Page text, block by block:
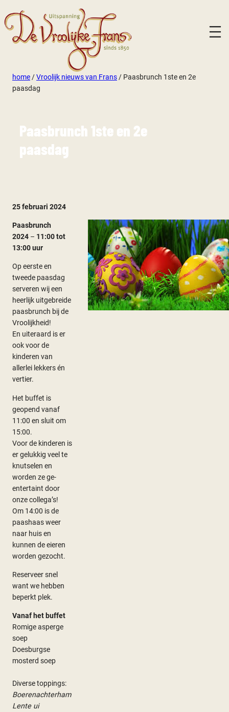
home/Vroolijk nieuws van Frans/ Paasbrunch 1ste en 2e
paasdag
Paasbrunch 1ste en 2e
paasdag
25 februari 2024
Paasbrunch
2024 – 11:00 tot
13:00 uur
Op eerste en
tweede paasdag
serveren wij een
heerlijk uitgebreide
paasbrunch bij de
Vroolijkheid!
En uiteraard is er
ook voor de
kinderen van
allerlei lekkers én
vertier.
Het buffet is
geopend vanaf
11:00 en sluit om
15:00.
Voor de kinderen is
er gelukkig veel te
knutselen en
worden ze ge-
entertaint door
onze collega’s!
Om 14:00 is de
paashaas weer
naar huis en
kunnen de eieren
worden gezocht.
Reserveer snel
want we hebben
beperkt plek.
Vanaf het buffet
Romige asperge
soep
Doesburgse
mosterd soep
Diverse toppings:
Boerenachterham
Lente ui